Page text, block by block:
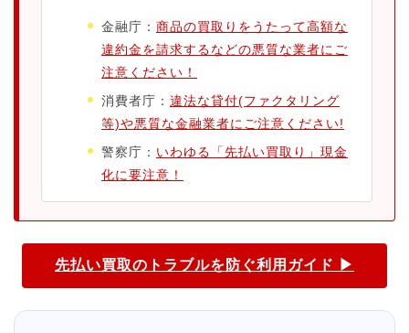
金融庁： 商品の買取りをうたって高額な
違約金を請求するなどの悪質な業者にご
注意ください！
消費者庁： 違法な貸付(ファクタリング
等)や悪質な金融業者にご注意ください!
警察庁： いわゆる「先払い買取り」現金
化に要注意！
先払い買取のトラブルを防ぐ利用ガイド ▶